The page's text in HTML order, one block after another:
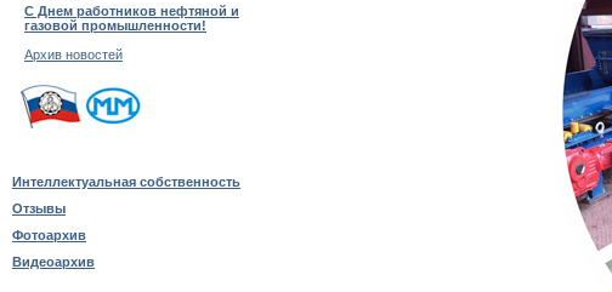
С Днем работников нефтяной и
газовой промышленности!
Архив новостей
Интеллектуальная собственность
Отзывы
Фотоархив
Видеоархив